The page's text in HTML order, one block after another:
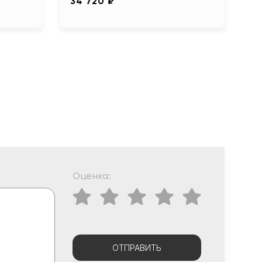
Оценка:
ОТПРАВИТЬ